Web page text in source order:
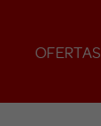
OFERTAS